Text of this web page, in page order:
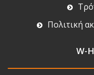
Πολιτική
W-